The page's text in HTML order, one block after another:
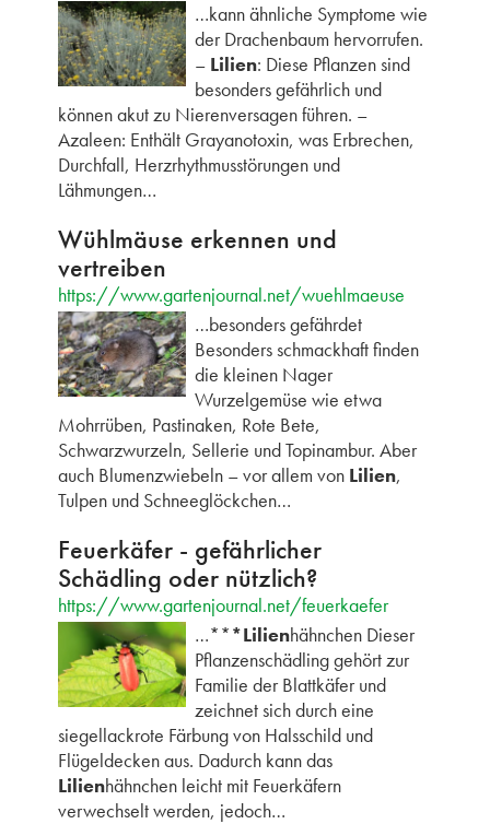
…kann ähnliche Symptome wie
der Drachenbaum hervorrufen.
– Lilien: Diese Pflanzen sind
besonders gefährlich und
können akut zu Nierenversagen führen. –
Azaleen: Enthält Grayanotoxin, was Erbrechen,
Durchfall, Herzrhythmusstörungen und
Lähmungen…
Wühlmäuse erkennen und
vertreiben
https://www.gartenjournal.net/wuehlmaeuse
…besonders gefährdet
Besonders schmackhaft finden
die kleinen Nager
Wurzelgemüse wie etwa
Mohrrüben, Pastinaken, Rote Bete,
Schwarzwurzeln, Sellerie und Topinambur. Aber
auch Blumenzwiebeln – vor allem von Lilien,
Tulpen und Schneeglöckchen…
Feuerkäfer - gefährlicher
Schädling oder nützlich?
https://www.gartenjournal.net/feuerkaefer
…***Lilienhähnchen Dieser
Pflanzenschädling gehört zur
Familie der Blattkäfer und
zeichnet sich durch eine
siegellackrote Färbung von Halsschild und
Flügeldecken aus. Dadurch kann das
Lilienhähnchen leicht mit Feuerkäfern
verwechselt werden, jedoch…